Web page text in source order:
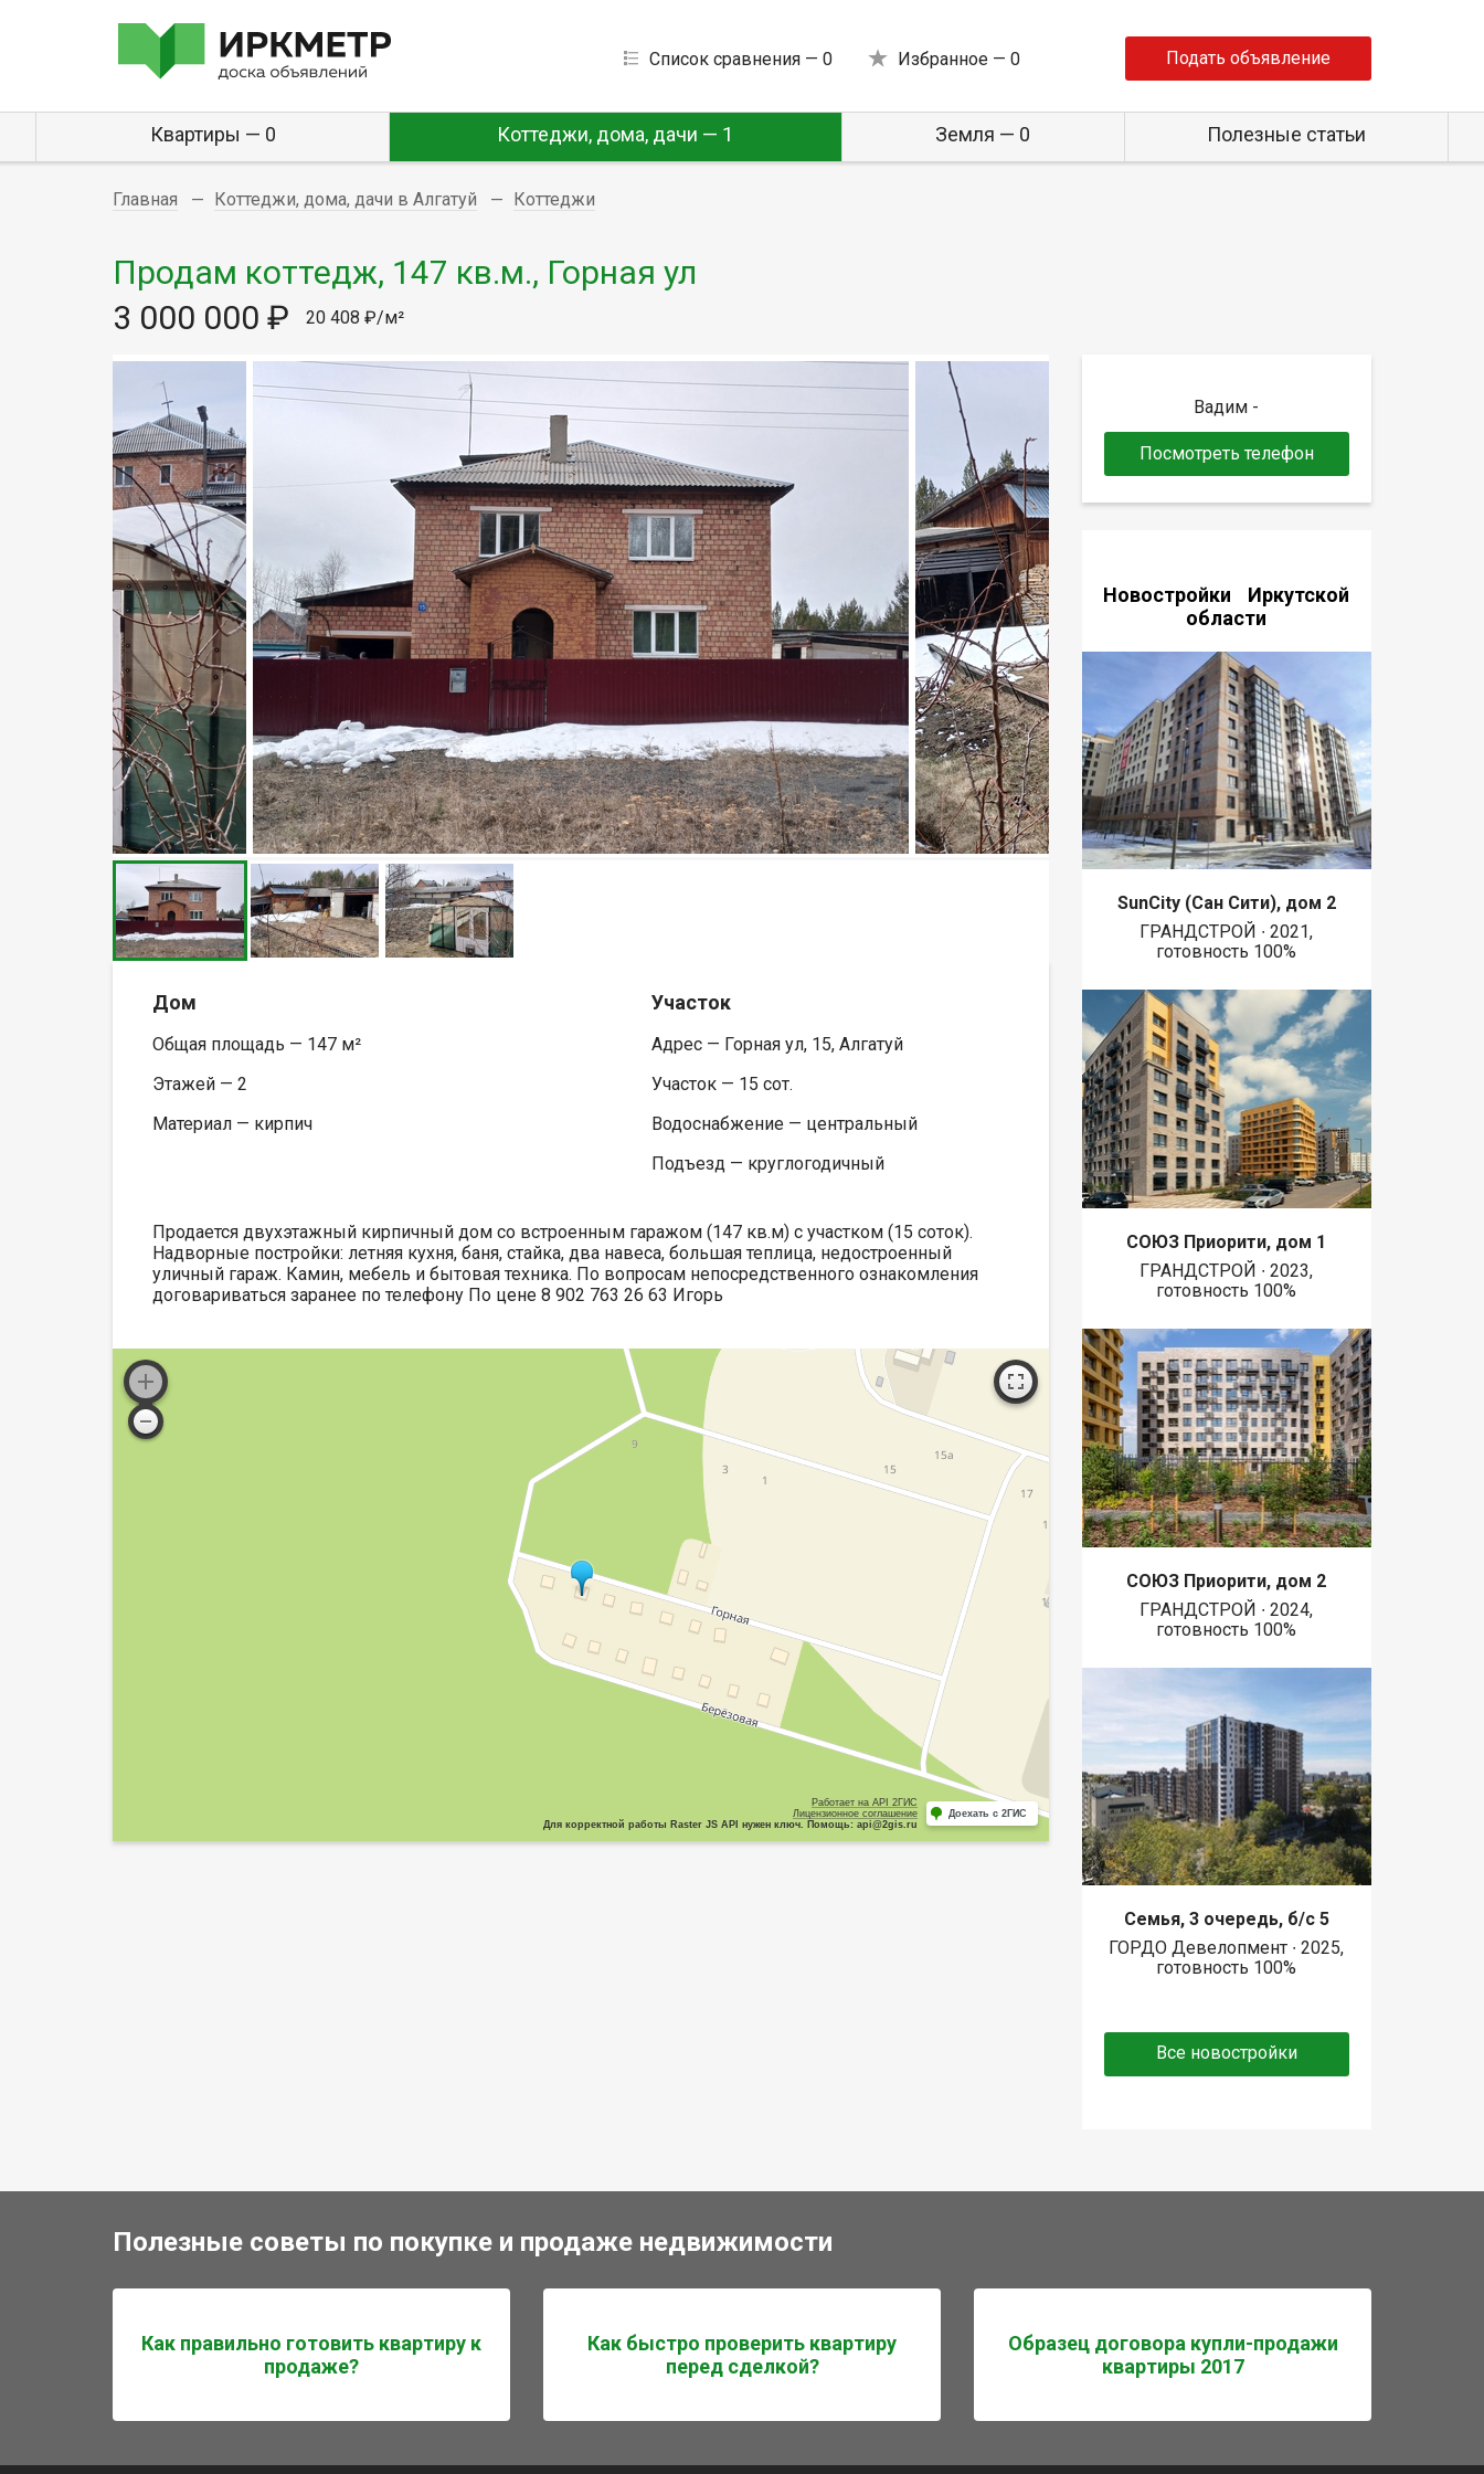
Список сравнения — 0 Избранное — 0 Подать объявление
Квартиры — 0 Коттеджи, дома, дачи — 1 Земля — 0 Полезные статьи
Главная Коттеджи, дома, дачи в Алгатуй Коттеджи
Продам коттедж, 147 кв.м., Горная ул
3 000 000 ₽
20 408 ₽/м²
Дом
Общая площадь — 147 м²
Этажей — 2
Материал — кирпич
Участок
Адрес — Горная ул, 15, Алгатуй
Участок — 15 сот.
Водоснабжение — центральный
Подъезд — круглогодичный
Продается двухэтажный кирпичный дом со встроенным гаражом (147 кв.м) с участком (15 соток).
Надворные постройки: летняя кухня, баня, стайка, два навеса, большая теплица, недостроенный
уличный гараж. Камин, мебель и бытовая техника. По вопросам непосредственного ознакомления
договариваться заранее по телефону По цене 8 902 763 26 63 Игорь
Работает на API 2ГИС
Лицензионное соглашение
Для корректной работы Raster JS API нужен ключ. Помощь: api@2gis.ru
Доехать с 2ГИС
Вадим -
Посмотреть телефон
Новостройки Иркутской
области
SunCity (Сан Сити), дом 2
ГРАНДСТРОЙ ∙ 2021,
готовность 100%
СОЮЗ Приорити, дом 1
ГРАНДСТРОЙ ∙ 2023,
готовность 100%
СОЮЗ Приорити, дом 2
ГРАНДСТРОЙ ∙ 2024,
готовность 100%
Семья, 3 очередь, б/с 5
ГОРДО Девелопмент ∙ 2025,
готовность 100%
Все новостройки
Полезные советы по покупке и продаже недвижимости
Как правильно готовить квартиру к
продаже?
Как быстро проверить квартиру
перед сделкой?
Образец договора купли-продажи
квартиры 2017